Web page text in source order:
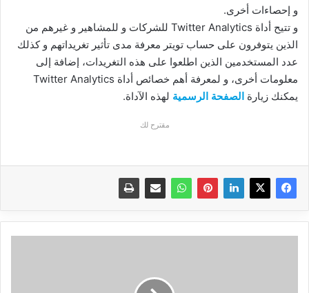
و إحصاءات أخرى.
و تتيح أداة Twitter Analytics للشركات و للمشاهير و غيرهم من
الذين يتوفرون على حساب تويتر معرفة مدى تأثير تغريداتهم و كذلك
عدد المستخدمين الذين اطلعوا على هذه التغريدات، إضافة إلى
معلومات أخرى، و لمعرفة أهم خصائص أداة Twitter Analytics
يمكنك زيارة الصفحة الرسمية لهذه الآداة.
مقترح لك